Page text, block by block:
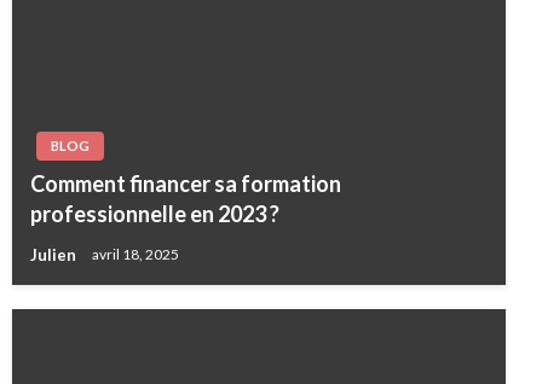
BLOG
Comment financer sa formation
professionnelle en 2023 ?
Julien avril 18, 2025